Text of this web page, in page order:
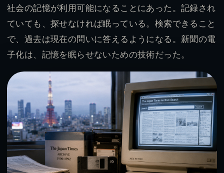
社会の記憶が利用可能になることにあった。記録され
ていても、探せなければ眠っている。検索できること
で、過去は現在の問いに答えるようになる。新聞の電
子化は、記憶を眠らせないための技術だった。